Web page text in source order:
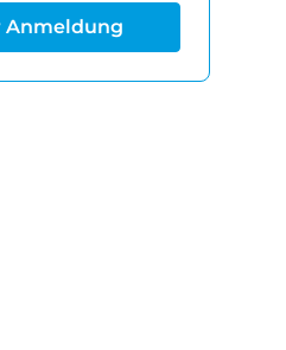
Anmeldung